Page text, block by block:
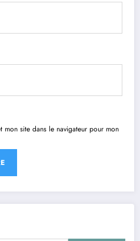
mon site dans le navigateur pour mon